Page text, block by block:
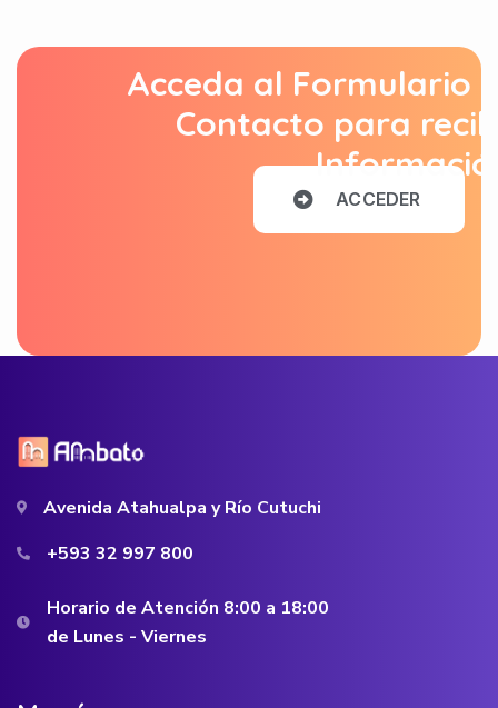
Acceda al Formulario
Contacto para
ACCEDER
Avenida Atahualpa y Río Cutuchi
+593 32 997 800
Horario de Atención 8:00 a 18:00
de Lunes - Viernes